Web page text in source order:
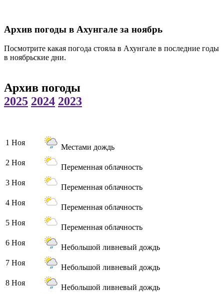
Архив погоды в Ахунгале за ноябрь
Посмотрите какая погода стояла в Ахунгале в последние годы
в ноябрьские дни.
Архив погоды
2025 2024 2023
1 Ноя
Местами дождь
2 Ноя
Переменная облачность
3 Ноя
Переменная облачность
4 Ноя
Переменная облачность
5 Ноя
Переменная облачность
6 Ноя
Небольшой ливневый дождь
7 Ноя
Небольшой ливневый дождь
8 Ноя
Небольшой ливневый дождь